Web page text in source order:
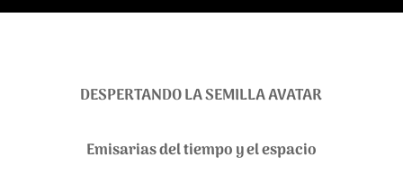
DESPERTANDO LA SEMILLA AVATAR
Emisarias del tiempo y el espacio